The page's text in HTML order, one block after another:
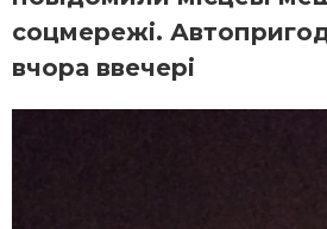
соцмережі.
вчора ввечері